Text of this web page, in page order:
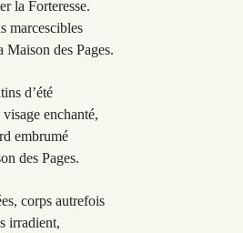
la Forteresse.
marcescibles
des Pages.
d’été
enchanté,
embrumé
des Pages.
corps autrefois
irradient,